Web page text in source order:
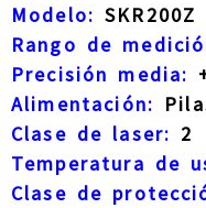
Modelo: SKR200Z
Rango de
Precisión media:
Alimentación:
Clase de laser: 2
Temperatura de
Clase de